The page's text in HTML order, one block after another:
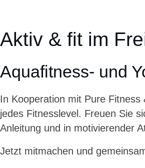
Aktiv & fit im
Aquafitness- und
In Kooperation mit Pure
jedes Fitnesslevel. Freuen Sie
Anleitung und in motivierender
Jetzt mitmachen und